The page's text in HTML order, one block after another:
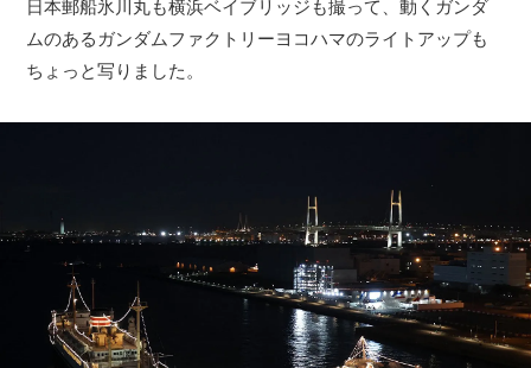
日本郵船氷川丸も横浜ベイブリッジも撮って、動くガンダ
ムのあるガンダムファクトリーヨコハマのライトアップも
ちょっと写りました。